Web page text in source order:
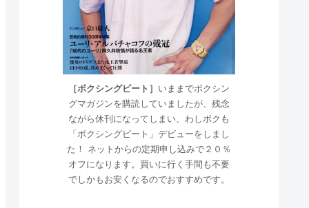
［ボクシングビート］ いままでボクシン
グマガジンを購読していましたが、残念
ながら休刊になってしまい、わしボクも
「ボクシングビート」デビューをしまし
た！ ネットからの定期申し込みで２０％
オフになります。買いに行く手間も不要
でしかもお安くなるのでおすすめです。